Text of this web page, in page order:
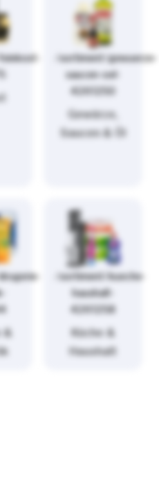
/sortiment/gewuerze-
saucen-oel-
4261250
Gewürze,
Saucen & Öl
&
/sortiment/kueche-
haushalt-
4261258
Küche &
Haushalt